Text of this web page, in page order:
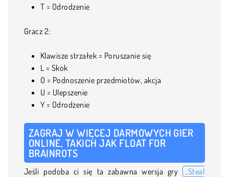
T = Odrodzenie
Gracz 2:
Klawisze strzałek = Poruszanie się
L = Skok
O = Podnoszenie przedmiotów, akcja
U = Ulepszenie
Y = Odrodzenie
ZAGRAJ W WIĘCEJ DARMOWYCH GIER
ONLINE, TAKICH JAK FLOAT FOR
BRAINROTS
Jeśli podoba ci się ta zabawna wersja gry „Steal